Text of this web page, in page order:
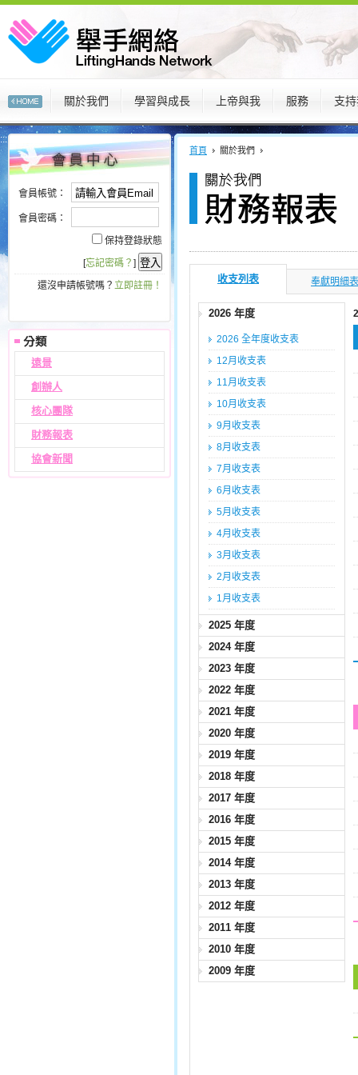
關於我們 學習與成長 上帝與我 服務 支
:::
會員帳號：
會員密碼：
保持登錄狀態
[忘記密碼？ ]
還沒申請帳號嗎？ 立即註冊！
遠景
創辦人
核心團隊
財務報表
協會新聞
:::
首頁 關於我們
收支列表 奉獻明細表
2026 年度
2026 全年度收支表
12月收支表
11月收支表
10月收支表
9月收支表
8月收支表
7月收支表
6月收支表
5月收支表
4月收支表
3月收支表
2月收支表
1月收支表
2025 年度
2024 年度
2023 年度
2022 年度
2021 年度
2020 年度
2019 年度
2018 年度
2017 年度
2016 年度
2015 年度
2014 年度
2013 年度
2012 年度
2011 年度
2010 年度
2009 年度